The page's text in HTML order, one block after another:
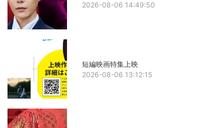
2026-08-06 14:49:50
短編映画特集上映
2026-08-06 13:12:15